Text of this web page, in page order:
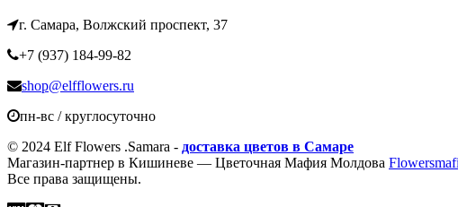
г. Самара, Волжский проспект, 37
+7 (937) 184-99-82
shop@elfflowers.ru
пн-вс / круглосуточно
© 2024 Elf Flowers .Samara - доставка цветов в Самаре
Магазин-партнер в Кишиневе — Цветочная Мафия Молдова
Все права защищены.